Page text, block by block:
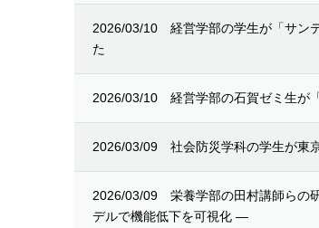
2026/03/10
経営学部の学生が「サン
た
2026/03/10 経営学部の石賀ゼミ生が
2026/03/09 社会防災学科の学生が東
2026/03/09
栄養学部の田村講師らの
デルで機能低下を可視化 ―